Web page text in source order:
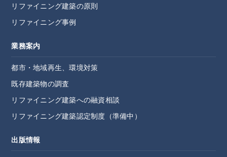
リファイニング建築の原則
リファイニング事例
業務案内
都市・地域再生、環境対策
既存建築物の調査
リファイニング建築への融資相談
リファイニング建築認定制度（準備中）
出版情報